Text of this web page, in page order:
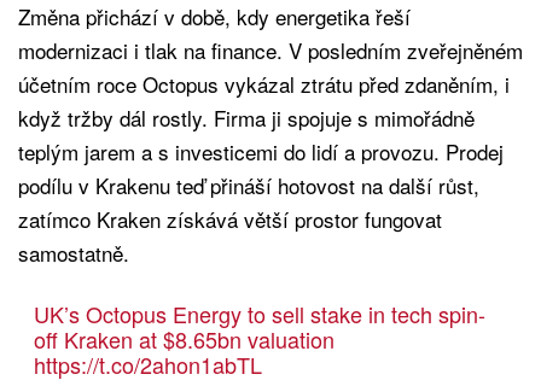
Změna přichází v době, kdy energetika řeší
modernizaci i tlak na finance. V posledním zveřejněném
účetním roce Octopus vykázal ztrátu před zdaněním, i
když tržby dál rostly. Firma ji spojuje s mimořádně
teplým jarem a s investicemi do lidí a provozu. Prodej
podílu v Krakenu teď přináší hotovost na další růst,
zatímco Kraken získává větší prostor fungovat
samostatně.
UK’s Octopus Energy to sell stake in tech spin-
off Kraken at $8.65bn valuation
https://t.co/2ahon1abTL